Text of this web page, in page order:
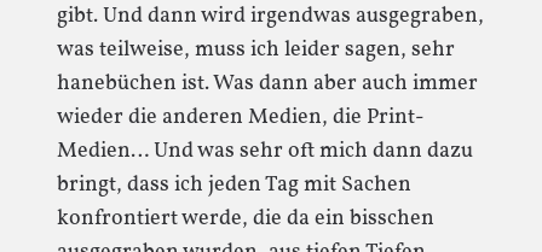
gibt. Und dann wird irgendwas ausgegraben,
was teilweise, muss ich leider sagen, sehr
hanebüchen ist. Was dann aber auch immer
wieder die anderen Medien, die Print-
Medien… Und was sehr oft mich dann dazu
bringt, dass ich jeden Tag mit Sachen
konfrontiert werde, die da ein bisschen